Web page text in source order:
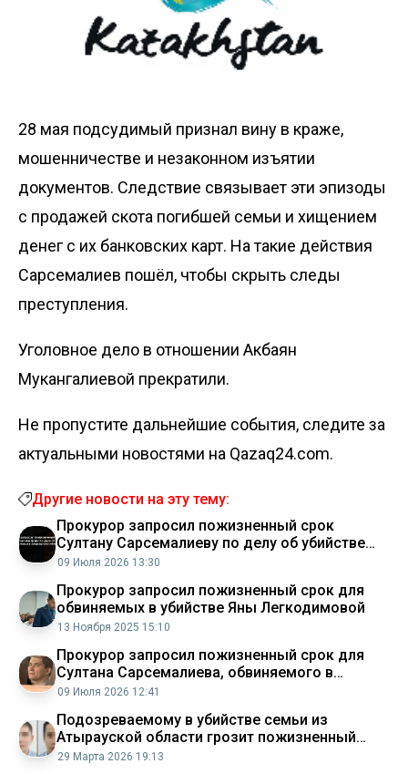
28 мая подсудимый признал вину в краже,
мошенничестве и незаконном изъятии
документов. Следствие связывает эти эпизоды
с продажей скота погибшей семьи и хищением
денег с их банковских карт. На такие действия
Сарсемалиев пошёл, чтобы скрыть следы
преступления.
Уголовное дело в отношении Акбаян
Мукангалиевой прекратили.
Не пропустите дальнейшие события, следите за
актуальными новостями на Qazaq24.com.
Другие новости на эту тему:
Прокурор запросил пожизненный срок
Султану Сарсемалиеву по делу об убийстве
семьи в Атырауской области Аналитический
09 Июля 2026 13:30
Прокурор запросил пожизненный срок для
обвиняемых в убийстве Яны Легкодимовой
13 Ноября 2025 15:10
Прокурор запросил пожизненный срок для
Султана Сарсемалиева, обвиняемого в
убийстве четырёх человек
09 Июля 2026 12:41
Подозреваемому в убийстве семьи из
Атырауской области грозит пожизненный
срок
29 Марта 2026 19:13